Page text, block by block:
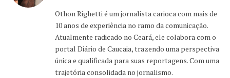
Othon Righetti é um jornalista carioca com mais de
10 anos de experiência no ramo da comunicação.
Atualmente radicado no Ceará, ele colabora com o
portal Diário de Caucaia, trazendo uma perspectiva
única e qualificada para suas reportagens. Com uma
trajetória consolidada no jornalismo.